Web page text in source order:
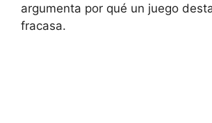
argumenta por qué un juego
fracasa.